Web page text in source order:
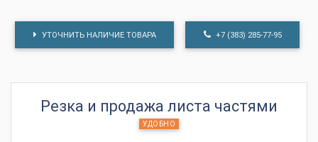
УТОЧНИТЬ НАЛИЧИЕ ТОВАРА +7 (383) 285-77-95
Резка и продажа листа частями
УДОБНО